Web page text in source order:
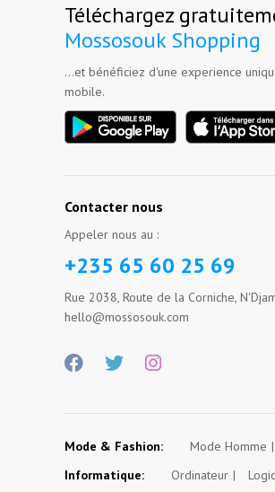
Téléchargez
Mossosouk Shopping
...et bénéficiez d'une experience
mobile.
Contacter nous
Appeler nous au :
+235 65 60 25 69
Rue 2038, Route de la Corniche,
hello@mossosouk.com
Mode & Fashion: Mode Homme
Informatique:
Ordinateur